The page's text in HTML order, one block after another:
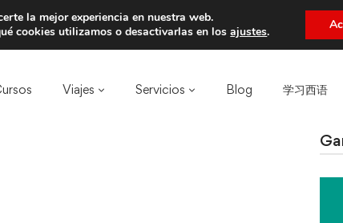
y llevaos un total de 75€ de
Viajes Servicios Blog 学习西语​
la mejor experiencia en nuestra web.
cookies utilizamos o desactivarlas en losajustes.